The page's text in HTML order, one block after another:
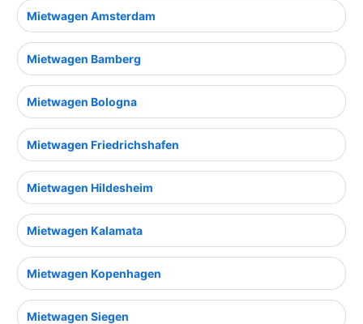
Mietwagen Amsterdam
Mietwagen Bamberg
Mietwagen Bologna
Mietwagen Friedrichshafen
Mietwagen Hildesheim
Mietwagen Kalamata
Mietwagen Kopenhagen
Mietwagen Siegen